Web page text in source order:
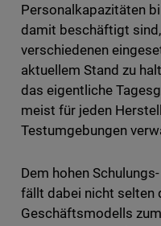
Personalkapazitäten
damit beschäftigt
verschiedenen
aktuellem Stand zu
das eigentliche
meist für jeden
Testumgebungen
Dem hohen
fällt dabei nicht selten
Geschäftsmodells